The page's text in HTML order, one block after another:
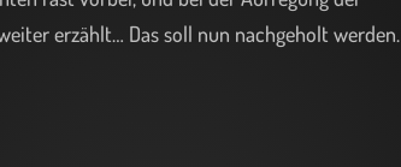
erzählt… Das soll nun nachgeholt werden.